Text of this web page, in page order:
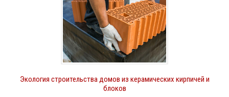
Экология строительства домов из керамических кирпичей и
блоков